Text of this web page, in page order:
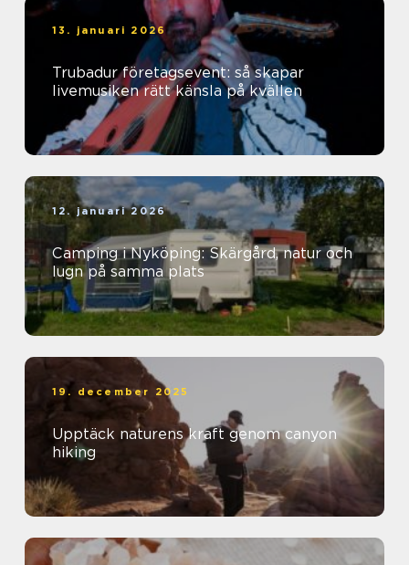
13. januari 2026
Trubadur företagsevent: så skapar
livemusiken rätt känsla på kvällen
12. januari 2026
Camping i Nyköping: Skärgård, natur och
lugn på samma plats
19. december 2025
Upptäck naturens kraft genom canyon
hiking